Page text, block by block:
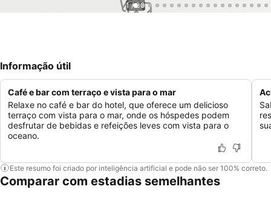
1 / 30
Informação útil
Café e bar com terraço e vista para o mar
Relaxe no café e bar do hotel, que oferece um delicioso
terraço com vista para o mar, onde os hóspedes podem
desfrutar de bebidas e refeições leves com vista para o
oceano.
Este resumo foi criado por inteligência artificial e pode não ser 100% correto.
Comparar com estadias semelhantes